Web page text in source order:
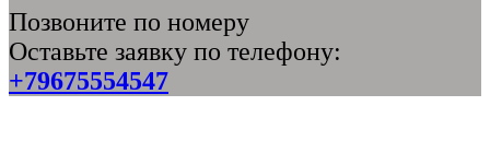
Позвоните по номеру
Оставьте заявку по телефону:
+79675554547